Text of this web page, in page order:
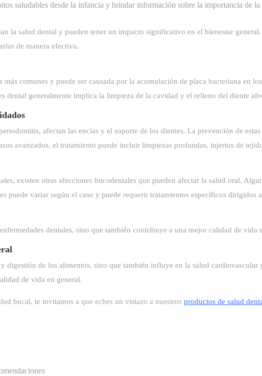
saludables desde la infancia y brindar información sobre la importancia de
la salud dental y pueden tener un impacto significativo en el bienestar
de manera efectiva.
más comunes y puede ser causada por la acumulación de placa bacteriana en
dental generalmente implica la limpieza de la cavidad y el relleno del diente
afectan las encías y el soporte de los dientes. La prevención de
avanzados, el tratamiento puede incluir limpiezas profundas, injertos de
existen otras afecciones bucodentales que pueden afectar la salud oral.
puede variar según el caso y puede requerir tratamientos específicos dirigidos
dentales, sino que también contribuye a una mejor calidad de vida
digestión de los alimentos, sino que también influye en la salud
de vida en general.
bucal, te invitamos a que eches un vistazo a nuestros productos de salud